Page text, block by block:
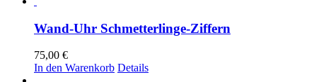
Wand-Uhr Schmetterlinge-Ziffern
75,00 €
In den Warenkorb Details